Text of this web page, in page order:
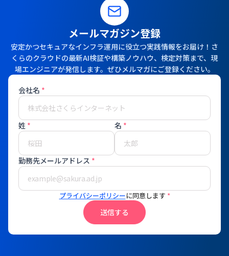
メールマガジン登録
安定かつセキュアなインフラ運用に役立つ実践情報をお届け！さ
くらのクラウドの最新AI検証や構築ノウハウ、検定対策まで、現
場エンジニアが発信します。ぜひメルマガにご登録ください。
会社名 *
姓* 名*
勤務先メールアドレス*
プライバシーポリシーに同意します*
送信する